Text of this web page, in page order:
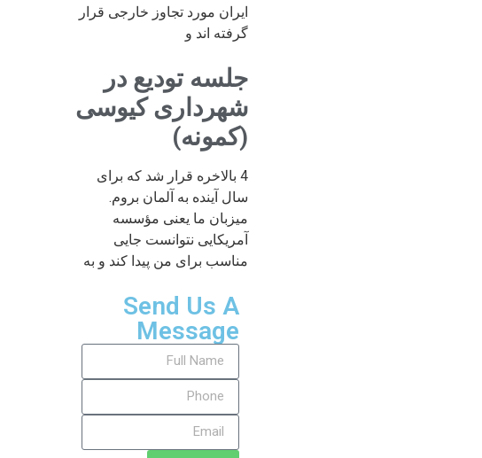
ایران مورد تجاوز خارجی قرار
گرفته اند و
جلسه تودیع در
شهرداری کیوسی
(کمونه)
4 بالاخره قرار شد که برای
سال آینده به آلمان بروم.
میزبان ما یعنی مؤسسه
آمریکایی نتوانست جایی
مناسب برای من پیدا کند و به
Send Us A
Message